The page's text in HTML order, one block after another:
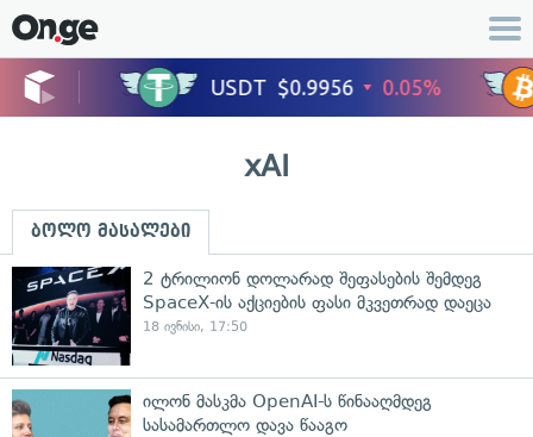
xAI
ბოლო მასალები
2 ტრილიონ დოლარად შეფასების შემდეგ
SpaceX-ის აქციების ფასი მკვეთრად დაეცა
18 ივნისი, 17:50
ილონ მასკმა OpenAI-ს წინააღმდეგ
სასამართლო დავა წააგო